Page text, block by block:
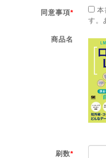
同意事項*
本
す。
商品名
刷数*